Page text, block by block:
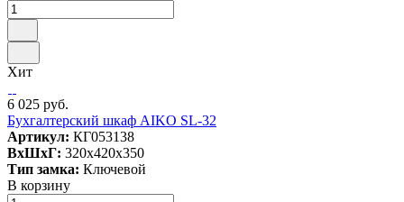
Хит
6 025 руб.
Бухгалтерский шкаф AIKO SL-32
Артикул: КГ053138
ВxШxГ: 320x420x350
Тип замка: Ключевой
В корзину